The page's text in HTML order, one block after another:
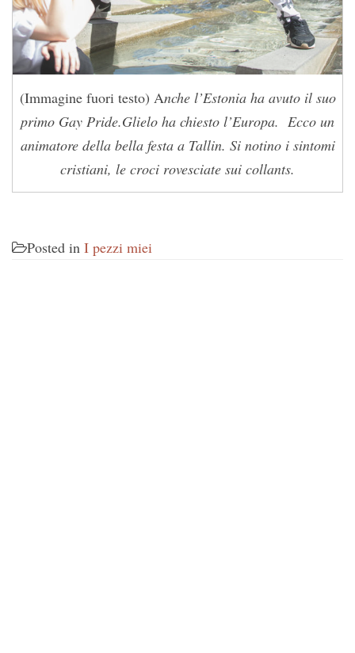
(Immagine fuori testo) Anche l’Estonia ha avuto il suo
primo Gay Pride.Glielo ha chiesto l’Europa. Ecco un
animatore della bella festa a Tallin. Si notino i sintomi
cristiani, le croci rovesciate sui collants.
Posted in I pezzi miei